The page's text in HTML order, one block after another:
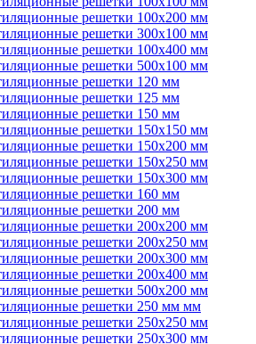
решетки 100х200 мм
решетки 300х100 мм
решетки 100х400 мм
решетки 500х100 мм
решетки 120 мм
решетки 125 мм
решетки 150 мм
решетки 150х150 мм
решетки 150х200 мм
решетки 150х250 мм
решетки 150х300 мм
решетки 160 мм
решетки 200 мм
решетки 200х200 мм
решетки 200х250 мм
решетки 200х300 мм
решетки 200х400 мм
решетки 500х200 мм
решетки 250 мм мм
решетки 250х250 мм
решетки 250х300 мм